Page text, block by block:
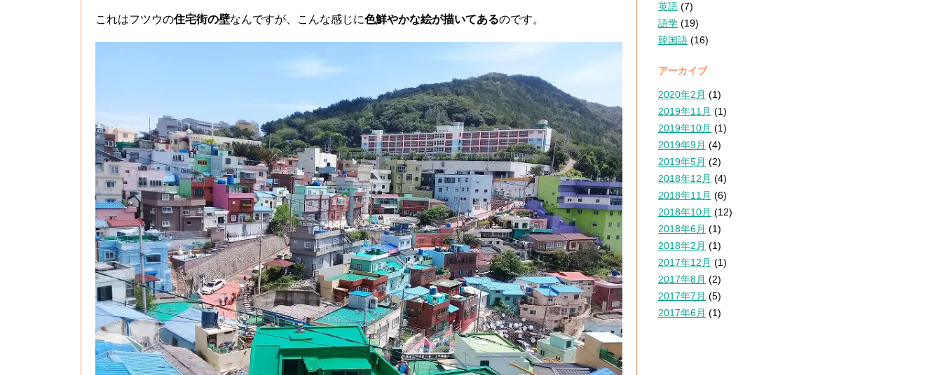
これはフツウの住宅街の壁なんですが、こんな感じに色鮮やかな絵が描いてあるのです。
英語 (7)
語学 (19)
韓国語 (16)
アーカイブ
2020年2月 (1)
2019年11月 (1)
2019年10月 (1)
2019年9月 (4)
2019年5月 (2)
2018年12月 (4)
2018年11月 (6)
2018年10月 (12)
2018年6月 (1)
2018年2月 (1)
2017年12月 (1)
2017年8月 (2)
2017年7月 (5)
2017年6月 (1)